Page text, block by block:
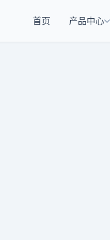
首页 产品中心